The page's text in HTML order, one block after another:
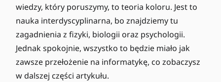
wiedzy, który poruszymy, to teoria koloru. Jest to
nauka interdyscyplinarna, bo znajdziemy tu
zagadnienia z fizyki, biologii oraz psychologii.
Jednak spokojnie, wszystko to będzie miało jak
zawsze przełożenie na informatykę, co zobaczysz
w dalszej części artykułu.